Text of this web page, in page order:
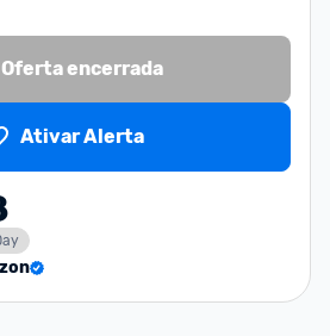
Oferta encerrada
Ativar Alerta